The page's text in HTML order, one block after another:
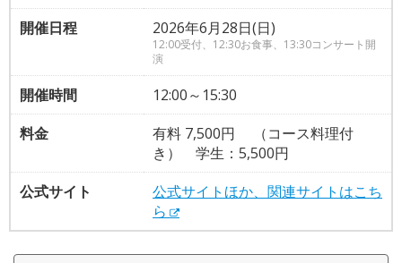
開催日程
2026年6月28日(日)
12:00受付、12:30お食事、13:30コンサート開
演
開催時間
12:00～15:30
料金
有料 7,500円 （コース料理付
き） 学生：5,500円
公式サイト
公式サイトほか、関連サイトはこち
ら